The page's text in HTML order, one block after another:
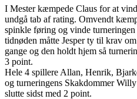
I Mester kæmpede Claus for at
undgå tab af rating. Omvendt
spinkle føring og vinde
tidnøden måtte Jesper ty til krav
gange og den holdt hjem så
3 point.
Hele 4 spillere Allan, Henrik,
og turneringens Skakdommer
slutte sidst med 2 point.